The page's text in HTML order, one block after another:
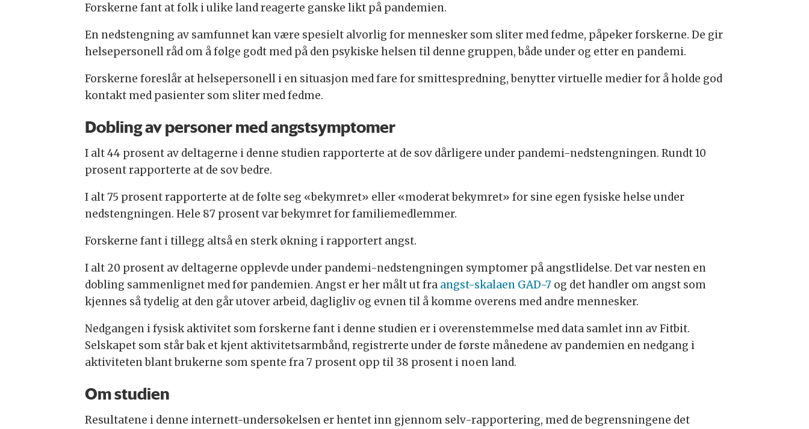
Forskerne fant at folk i ulike land reagerte ganske likt på pandemien.
En nedstengning av samfunnet kan være spesielt alvorlig for mennesker som sliter med fedme, påpeker forskerne. De gir
helsepersonell råd om å følge godt med på den psykiske helsen til denne gruppen, både under og etter en pandemi.
Forskerne foreslår at helsepersonell i en situasjon med fare for smittespredning, benytter virtuelle medier for å holde god
kontakt med pasienter som sliter med fedme.
Dobling av personer med angstsymptomer
I alt 44 prosent av deltagerne i denne studien rapporterte at de sov dårligere under pandemi-nedstengningen. Rundt 10
prosent rapporterte at de sov bedre.
I alt 75 prosent rapporterte at de følte seg «bekymret» eller «moderat bekymret» for sine egen fysiske helse under
nedstengningen. Hele 87 prosent var bekymret for familiemedlemmer.
Forskerne fant i tillegg altså en sterk økning i rapportert angst.
I alt 20 prosent av deltagerne opplevde under pandemi-nedstengningen symptomer på angstlidelse. Det var nesten en
dobling sammenlignet med før pandemien. Angst er her målt ut fra angst-skalaen GAD-7 og det handler om angst som
kjennes så tydelig at den går utover arbeid, dagligliv og evnen til å komme overens med andre mennesker.
Nedgangen i fysisk aktivitet som forskerne fant i denne studien er i overenstemmelse med data samlet inn av Fitbit.
Selskapet som står bak et kjent aktivitetsarmbånd, registrerte under de første månedene av pandemien en nedgang i
aktiviteten blant brukerne som spente fra 7 prosent opp til 38 prosent i noen land.
Om studien
Resultatene i denne internett-undersøkelsen er hentet inn gjennom selv-rapportering, med de begrensningene det